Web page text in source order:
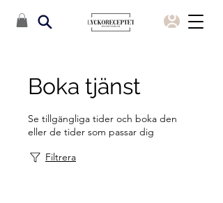
Boka tjänst
Se tillgängliga tider och boka den
eller de tider som passar dig
Filtrera